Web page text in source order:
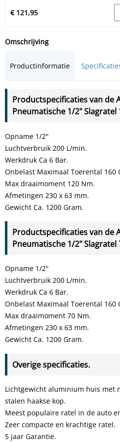
€ 121,95
Omschrijving
Productinformatie
Productspecificaties van de
Pneumatische 1/2" Slagratel
Opname 1/2"
Luchtverbruik 200 L/min.
Werkdruk Ca 6 Bar.
Onbelast Maximaal Toerental 160
Max draaimoment 120 Nm.
Afmetingen 230 x 63 mm.
Gewicht Ca. 1200 Gram.
Productspecificaties van de
Pneumatische 1/2" Slagratel
Opname 1/2"
Luchtverbruik 200 L/min.
Werkdruk Ca 6 Bar.
Onbelast Maximaal Toerental 160
Max draaimoment 70 Nm.
Afmetingen 230 x 63 mm.
Gewicht Ca. 1200 Gram.
Overige specificaties.
Lichtgewicht aluminium huis met
stalen haakse kop.
Meest populaire ratel in de auto
Zeer compacte en krachtige ratel.
5 jaar Garantie.